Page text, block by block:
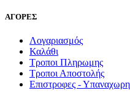
ΑΓΟΡΕΣ
Λογαριασμός
Καλάθι
Τροποι Πληρωμης
Τροποι Αποστολής
Επιστροφες -